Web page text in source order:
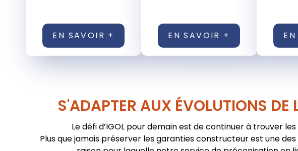
EN SAVOIR + EN SAVOIR +
S'ADAPTER AUX ÉVOLUTIONS DE
Le défi d’IGOL pour demain est de continuer à trouver
Plus que jamais préserver les garanties constructeur est une des